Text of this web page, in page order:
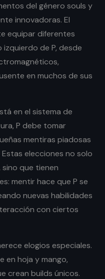
del género souls y
innovadoras. El
equipar diferentes
de P, desde
en muchos de sus
en el sistema de
P debe tomar
mentiras piadosas
elecciones no solo
que tienen
mentir hace que P se
nuevas habilidades
con ciertos
elogios especiales.
en hoja y mango,
crean builds únicos.